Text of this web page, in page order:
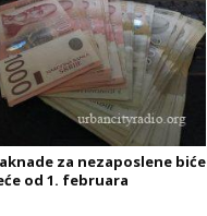
za nezaposlene biće
od 1. februara